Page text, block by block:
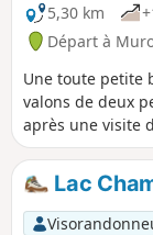
5,30 km
Départ à
Une toute petite
valons de deux
après une visite
Lac